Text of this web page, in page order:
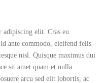
adipiscing elit. Cras eu
ante commodo, eleifend felis
nisl. Quisque maximus dui
sit amet quam et nulla
arcu sed elit lobortis, ac